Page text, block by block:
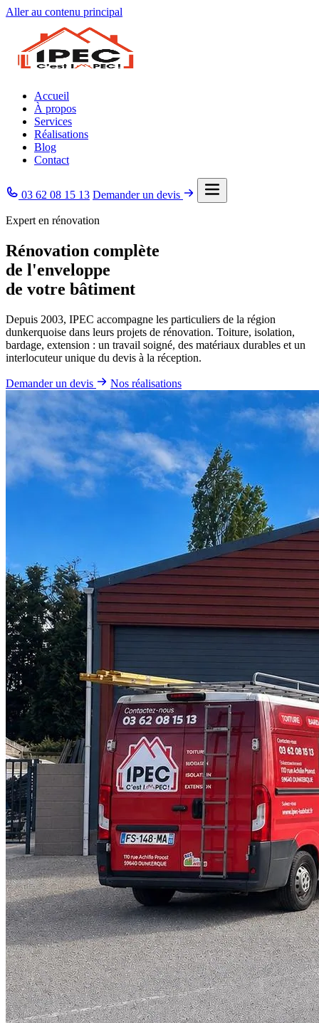
Aller au contenu principal
Accueil
À propos
Services
Réalisations
Blog
Contact
03 62 08 15 13 Demander un devis
Expert en rénovation
Rénovation complète
de l'enveloppe
de votre bâtiment
Depuis 2003, IPEC accompagne les particuliers de la région
dunkerquoise dans leurs projets de rénovation. Toiture, isolation,
bardage, extension : un travail soigné, des matériaux durables et un
interlocuteur unique du devis à la réception.
Demander un devis Nos réalisations